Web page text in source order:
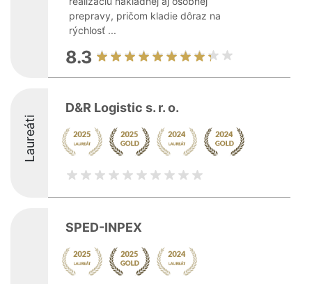
prepravy, pričom kladie dôraz na
rýchlosť ...
8.3
Laureáti
D&R Logistic s. r. o.
SPED-INPEX